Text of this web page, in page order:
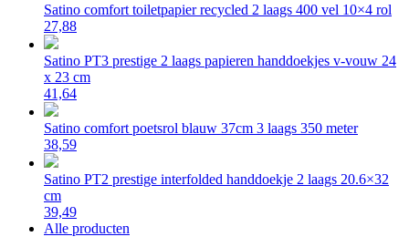
Satino comfort toiletpapier recycled 2 laags 400 vel 10×4 rol
27,88
Satino PT3 prestige 2 laags papieren handdoekjes v-vouw 24
x 23 cm
41,64
Satino comfort poetsrol blauw 37cm 3 laags 350 meter
38,59
Satino PT2 prestige interfolded handdoekje 2 laags 20.6×32
cm
39,49
Alle producten